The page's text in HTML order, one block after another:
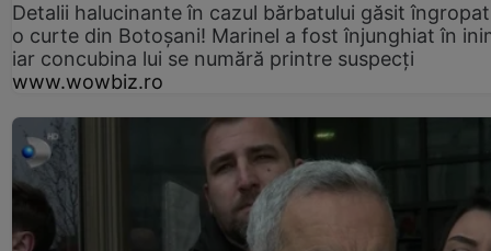
Detalii halucinante în cazul bărbatului găsit
o curte din Botoșani! Marinel a fost înjunghiat în
iar concubina lui se numără printre suspecți
www.wowbiz.ro